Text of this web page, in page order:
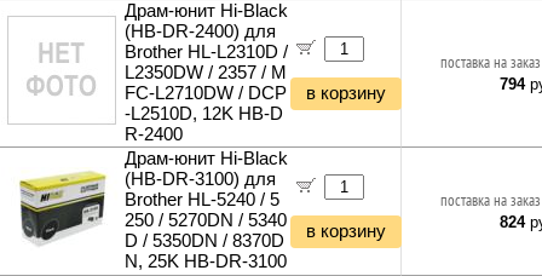
Драм-юнит Hi-Black
(HB-DR-2400) для
Brother HL-L2310D /
L2350DW / 2357 / M
FC-L2710DW / DCP
-L2510D, 12K HB-D
R-2400
в корзину
поставка на
794
Драм-юнит Hi-Black
(HB-DR-3100) для
Brother HL-5240 / 5
250 / 5270DN / 5340
D / 5350DN / 8370D
N, 25K HB-DR-3100
в корзину
поставка на
824